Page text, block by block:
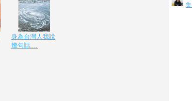
身為台灣人我說
幾句話....